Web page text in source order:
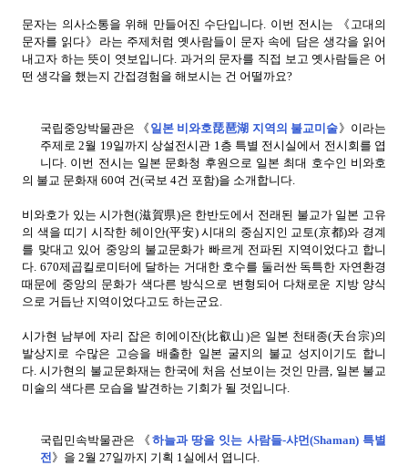
문자는 의사소통을 위해 만들어진 수단입니다. 이번 전시는 《고대의
문자를 읽다》라는 주제처럼 옛사람들이 문자 속에 담은 생각을 읽어
내고자 하는 뜻이 엿보입니다. 과거의 문자를 직접 보고 옛사람들은 어
떤 생각을 했는지 간접경험을 해보시는 건 어떨까요?
국립중앙박물관은 《 일본 비와호琵琶湖 지역의 불교미술》이라는
주제로 2월 19일까지 상설전시관 1층 특별 전시실에서 전시회를 엽
니다. 이번 전시는 일본 문화청 후원으로 일본 최대 호수인 비와호
의 불교 문화재 60여 건(국보 4건 포함)을 소개합니다.
비와호가 있는 시가현(滋賀県)은 한반도에서 전래된 불교가 일본 고유
의 색을 띠기 시작한 헤이안(平安) 시대의 중심지인 교토(京都)와 경계
를 맞대고 있어 중앙의 불교문화가 빠르게 전파된 지역이었다고 합니
다. 670제곱킬로미터에 달하는 거대한 호수를 둘러싼 독특한 자연환경
때문에 중앙의 문화가 색다른 방식으로 변형되어 다채로운 지방 양식
으로 거듭난 지역이었다고도 하는군요.
시가현 남부에 자리 잡은 히에이잔(比叡山)은 일본 천태종(天台宗)의
발상지로 수많은 고승을 배출한 일본 굴지의 불교 성지이기도 합니
다. 시가현의 불교문화재는 한국에 처음 선보이는 것인 만큼, 일본 불교
미술의 색다른 모습을 발견하는 기회가 될 것입니다.
국립민속박물관은 《 하늘과 땅을 잇는 사람들-샤먼(Shaman) 특별
전》을 2월 27일까지 기획 1실에서 엽니다.